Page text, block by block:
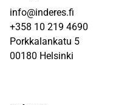
info@inderes.fi
+358 10 219 4690
Porkkalankatu 5
00180 Helsinki